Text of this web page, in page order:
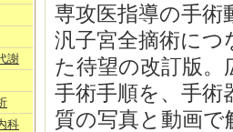
謝
科
専攻医指導の手
汎子宮全摘術につ
た待望の改訂版。
手術手順を、手
質の写真と動画